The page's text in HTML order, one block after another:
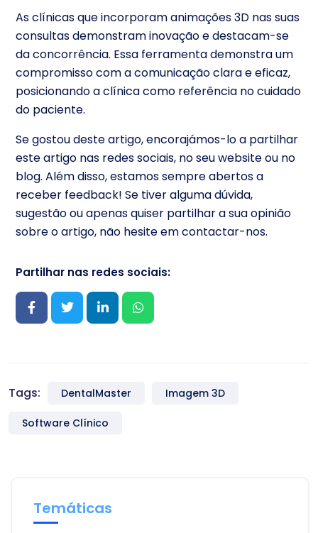
As clínicas que incorporam animações 3D nas suas
consultas demonstram inovação e destacam-se
da concorrência. Essa ferramenta demonstra um
compromisso com a comunicação clara e eficaz,
posicionando a clínica como referência no cuidado
do paciente.
Se gostou deste artigo, encorajámos-lo a partilhar
este artigo nas redes sociais, no seu website ou no
blog. Além disso, estamos sempre abertos a
receber feedback! Se tiver alguma dúvida,
sugestão ou apenas quiser partilhar a sua opinião
sobre o artigo, não hesite em contactar-nos.
Partilhar nas redes sociais:
Tags: DentalMaster Imagem 3D
Software Clínico
Temáticas